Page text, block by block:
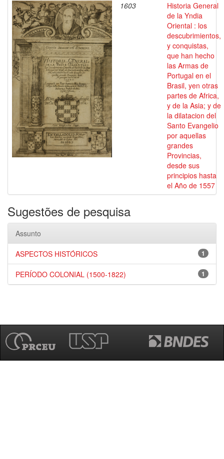
1603
Historia General
de la Yndia
Oriental : los
descubrimientos,
y conquistas,
que han hecho
las Armas de
Portugal en el
Brasil, yen otras
partes de Africa,
y de la Asia; y de
la dilatacion del
Santo Evangelio
por aquellas
grandes
Provincias,
desde sus
principios hasta
el Año de 1557
Sugestões de pesquisa
Assunto
1
ASPECTOS HISTÓRICOS
1
PERÍODO COLONIAL (1500-1822)